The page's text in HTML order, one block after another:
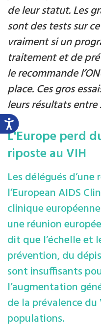
de leur statut. Les
sont des tests sur
vraiment si un
traitement et de
le recommande
place. Ces gros
leurs résultats entre
L'Europe perd
riposte au VIH
Les délégués
l’European AIDS
clinique
une réunion
dit que l’échelle et
prévention, du
sont insuffisants
l’augmentation
de la prévalence
populations.